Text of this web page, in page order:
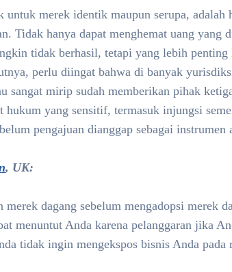
untuk merek identik maupun serupa, adalah
Tidak hanya dapat menghemat uang yang
tidak berhasil, tetapi yang lebih
perlu diingat bahwa di banyak
sangat mirip sudah memberikan pihak
yang sensitif, termasuk injungsi
pengajuan dianggap sebagai instrumen
, UK:
dagang sebelum mengadopsi merek
menuntut Anda karena pelanggaran jika
tidak ingin mengekspos bisnis Anda